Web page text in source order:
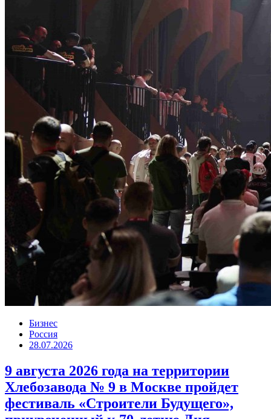
Бизнес
Россия
28.07.2026
9 августа 2026 года на территории
Хлебозавода № 9 в Москве пройдет
фестиваль «Строители Будущего»,